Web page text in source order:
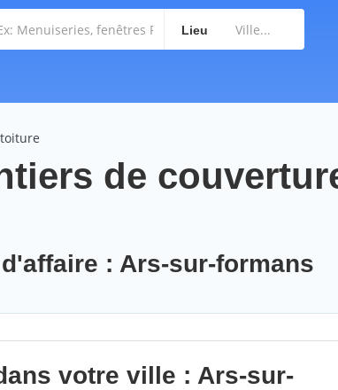
Lieu
de
: Ars-sur-formans
votre ville : Ars-sur-